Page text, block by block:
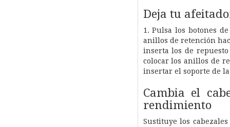
Deja tu
1. Pulsa los botones
anillos de retención
inserta los de
colocar los anillos de
insertar el soporte de
Cambia el
rendimiento
Sustituye los